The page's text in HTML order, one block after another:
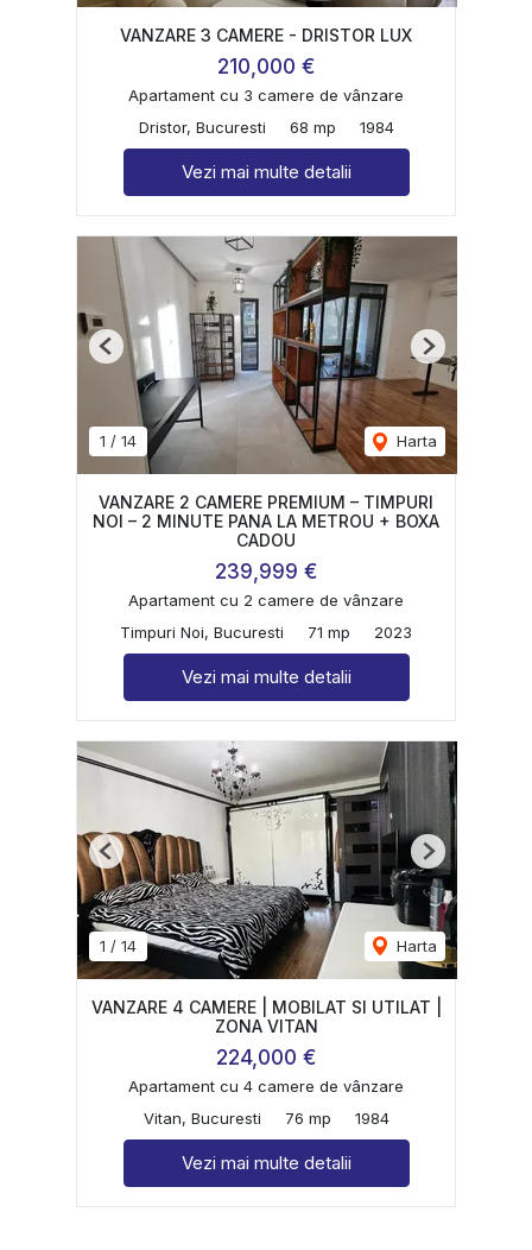
VANZARE 3 CAMERE - DRISTOR LUX
210,000 €
Apartament cu 3 camere de vânzare
Dristor, Bucuresti
68 mp 1984
Vezi mai multe detalii
1 / 14 Harta
Previous Next
VANZARE 2 CAMERE PREMIUM – TIMPURI
NOI – 2 MINUTE PANA LA METROU + BOXA
CADOU
239,999 €
Apartament cu 2 camere de vânzare
Timpuri Noi, Bucuresti
71 mp 2023
Vezi mai multe detalii
1 / 14 Harta
Previous Next
VANZARE 4 CAMERE | MOBILAT SI UTILAT |
ZONA VITAN
224,000 €
Apartament cu 4 camere de vânzare
Vitan, Bucuresti
76 mp 1984
Vezi mai multe detalii